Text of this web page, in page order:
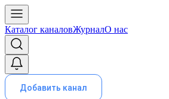
Каталог каналовЖурналО нас
Добавить канал